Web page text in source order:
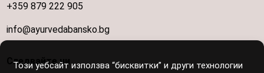
Този уебсайт използва “бисквитки” и други технологии
+359 879 222 905
info@ayurvedabansko.bg
Следвайте ни